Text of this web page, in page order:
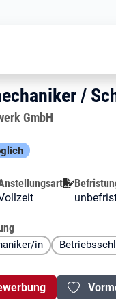
zu: /
/
GmbH
in